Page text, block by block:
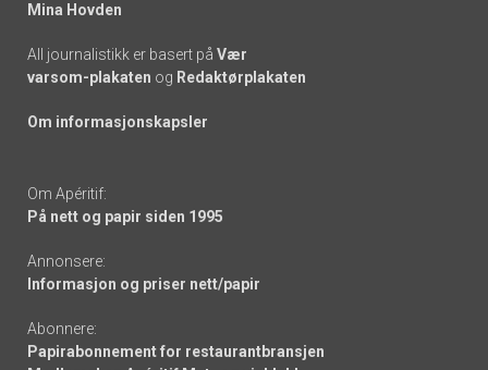
Mina Hovden
All journalistikk er basert på Vær
varsom-plakaten og Redaktørplakaten
Om informasjonskapsler
Om Apéritif:
På nett og papir siden 1995
Annonsere:
Informasjon og priser nett/papir
Abonnere:
Papirabonnement for restaurantbransjen